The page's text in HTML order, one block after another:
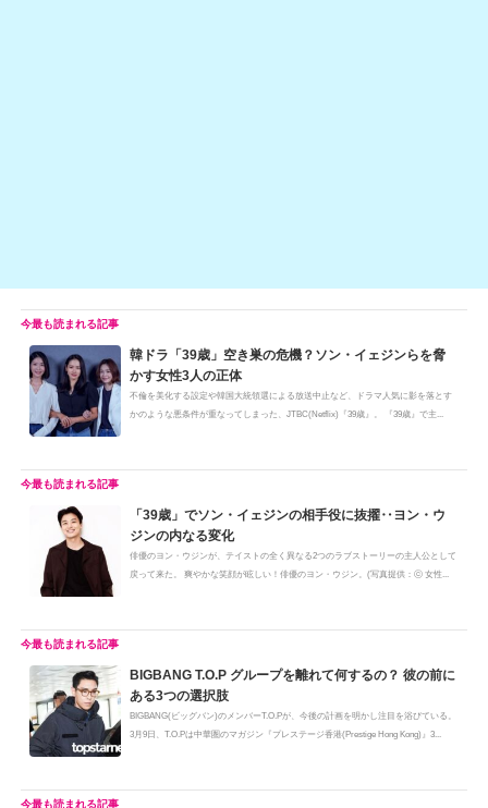
韓ドラ「39歳」空き巣の危機？ソン・イェジンらを脅
かす女性3人の正体
不倫を美化する設定や韓国大統領選による放送中止など、ドラマ人気に影を落とす
かのような悪条件が重なってしまった、JTBC(Netflix)『39歳』。 『39歳』で主...
「39歳」でソン・イェジンの相手役に抜擢‥ヨン・ウ
ジンの内なる変化
俳優のヨン・ウジンが、テイストの全く異なる2つのラブストーリーの主人公として
戻って来た。 爽やかな笑顔が眩しい！俳優のヨン・ウジン。(写真提供：ⓒ 女性...
BIGBANG T.O.P グループを離れて何するの？ 彼の前に
ある3つの選択肢
BIGBANG(ビッグバン)のメンバーT.O.Pが、今後の計画を明かし注目を浴びている。
3月9日、T.O.Pは中華圏のマガジン『プレステージ香港(Prestige Hong Kong)』3...